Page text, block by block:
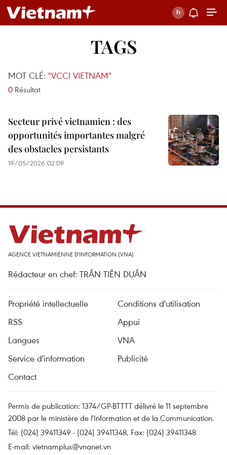
TAGS
MOT CLÉ: "VCCI VIETNAM"
0 Résultat
Secteur privé vietnamien : des
opportunités importantes malgré
des obstacles persistants
19/05/2026 02:09
AGENCE VIETNAMIENNE D'INFORMATION (VNA)
Rédacteur en chef: TRÂN TIÊN DUÂN
Propriété intellectuelle
Conditions d'utilisation
RSS
Appui
Langues
VNA
Service d'information
Publicité
Contact
Permis de publication: 1374/GP-BTTTT délivré le 11 septembre
2008 par le ministère de l'Information et de la Communication.
Tél: (024) 39411349 - (024) 39411348, Fax: (024) 39411348
E-mail: vietnamplus@vnanet.vn